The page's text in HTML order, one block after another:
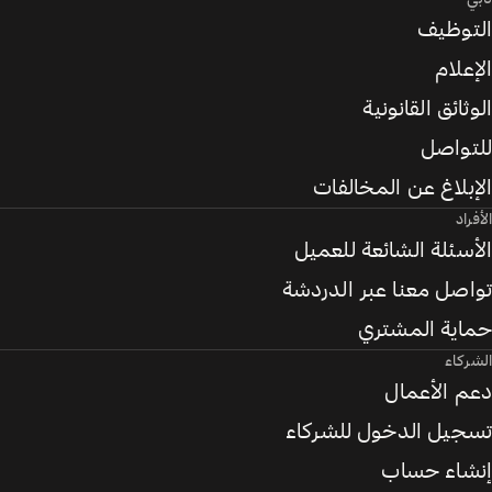
التوظيف
الإعلام
الوثائق القانونية
للتواصل
الإبلاغ عن المخالفات
الأفراد
الأسئلة الشائعة للعميل
تواصل معنا عبر الدردشة
حماية المشتري
الشركاء
دعم الأعمال
تسجيل الدخول للشركاء
إنشاء حساب